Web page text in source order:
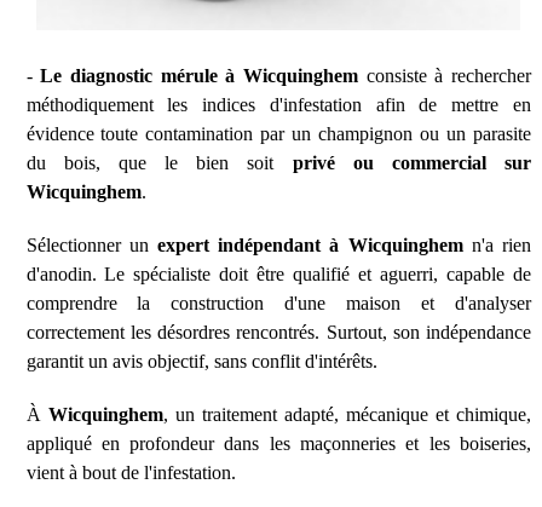
-Le diagnostic mérule à Wicquinghemconsiste à rechercher
méthodiquement les indices d'infestation afin de mettre en
évidence toute contamination par un champignon ou un parasite
du bois, que le bien soit privé ou commercial sur
Wicquinghem.
Sélectionner un expert indépendant à Wicquinghemn'a rien
d'anodin. Le spécialiste doit être qualifié et aguerri, capable de
comprendre la construction d'une maison et d'analyser
correctement les désordres rencontrés. Surtout, son indépendance
garantit un avis objectif, sans conflit d'intérêts.
À Wicquinghem, un traitement adapté, mécanique et chimique,
appliqué en profondeur dans les maçonneries et les boiseries,
vient à bout de l'infestation.